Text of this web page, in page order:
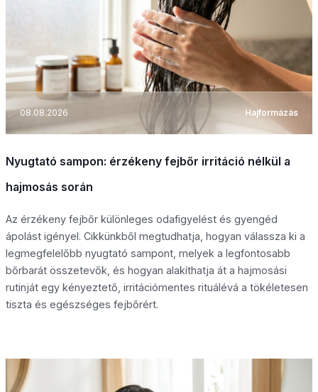
08.08.2026 Hajformázás
Nyugtató sampon: érzékeny fejbőr irritáció nélkül a
hajmosás során
Az érzékeny fejbőr különleges odafigyelést és gyengéd
ápolást igényel. Cikkünkből megtudhatja, hogyan válassza ki a
legmegfelelőbb nyugtató sampont, melyek a legfontosabb
bőrbarát összetevők, és hogyan alakíthatja át a hajmosási
rutinját egy kényeztető, irritációmentes rituálévá a tökéletesen
tiszta és egészséges fejbőrért.